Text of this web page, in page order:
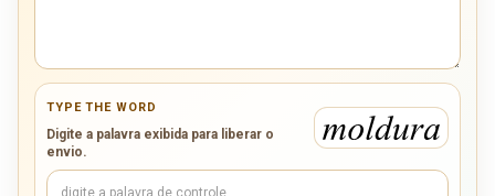
TYPE THE WORD
Digite a palavra exibida para liberar o
envio.